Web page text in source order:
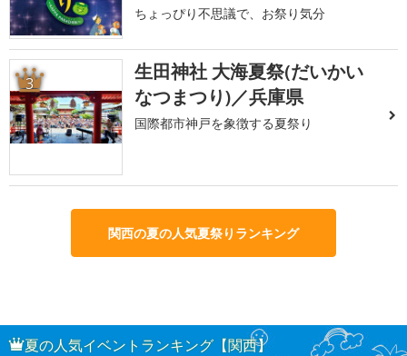
ちょっぴり不思議で、お祭り気分
3
生田神社 大海夏祭(だいかい
なつまつり)／兵庫県
国際都市神戸を象徴する夏祭り
関西の夏の人気夏祭りランキング
夏の人気イベントランキング【関西】